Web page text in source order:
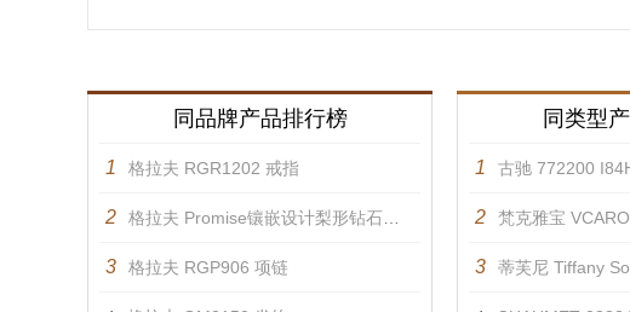
同品牌产品排行榜
1 格拉夫 RGR1202 戒指
2 格拉夫 Promise镶嵌设计梨形钻石戒指 戒指
3 格拉夫 RGP906 项链
同类型
1 古驰 772200
2 梵克雅宝
3 蒂芙尼 Tiffany